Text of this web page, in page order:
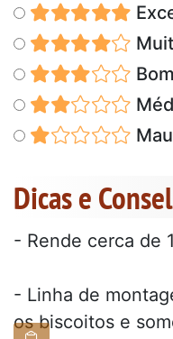
Bom
Mau
Dicas e
- Rende cerca de
- Linha de
os biscoitos e